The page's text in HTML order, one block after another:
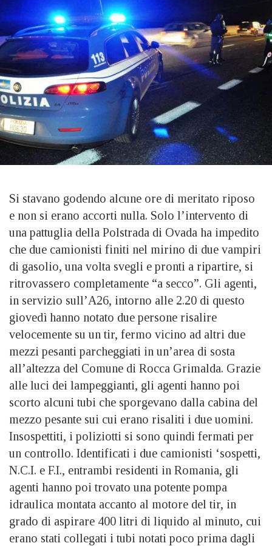
Si stavano godendo alcune ore di meritato riposo
e non si erano accorti nulla. Solo l’intervento di
una pattuglia della Polstrada di Ovada ha impedito
che due camionisti finiti nel mirino di due vampiri
di gasolio, una volta svegli e pronti a ripartire, si
ritrovassero completamente “a secco”. Gli agenti,
in servizio sull’A26, intorno alle 2.20 di questo
giovedì hanno notato due persone risalire
velocemente su un tir, fermo vicino ad altri due
mezzi pesanti parcheggiati in un’area di sosta
all’altezza del Comune di Rocca Grimalda. Grazie
alle luci dei lampeggianti, gli agenti hanno poi
scorto alcuni tubi che sporgevano dalla cabina del
mezzo pesante sui cui erano risaliti i due uomini.
Insospettiti, i poliziotti si sono quindi fermati per
un controllo. Identificati i due camionisti ‘sospetti,
N.C.I. e F.I., entrambi residenti in Romania, gli
agenti hanno poi trovato una potente pompa
idraulica montata accanto al motore del tir, in
grado di aspirare 400 litri di liquido al minuto, cui
erano stati collegati i tubi notati poco prima dagli